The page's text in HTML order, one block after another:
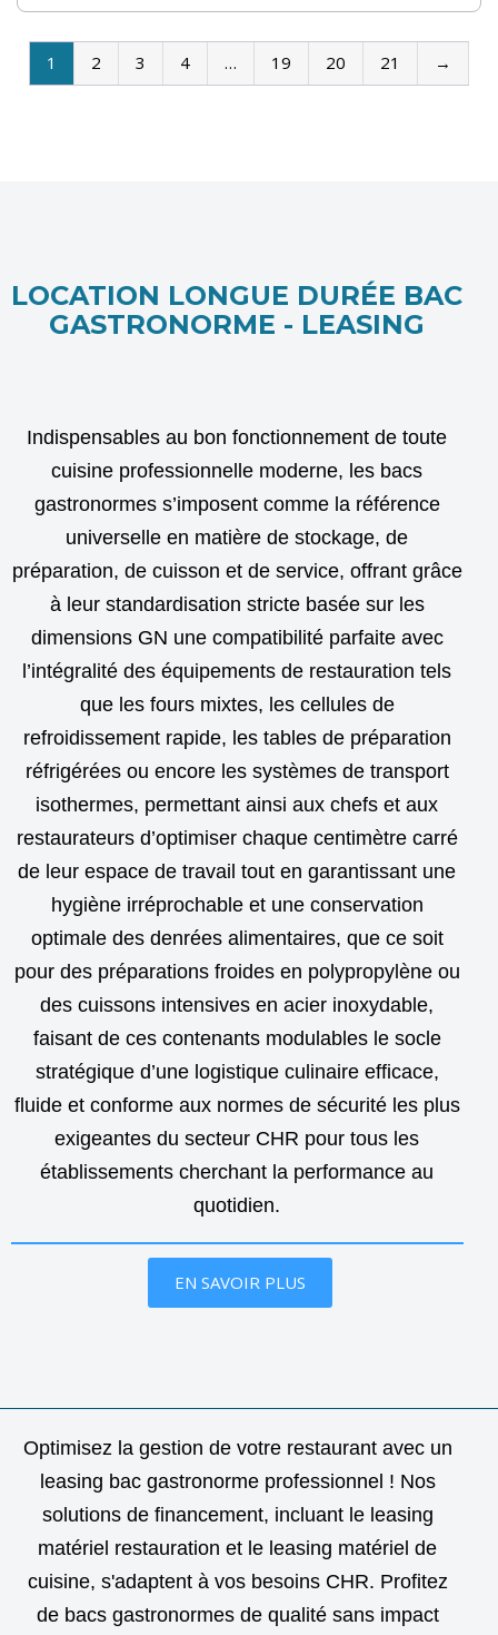
1 2 3 4 … 19 20 21 →
LOCATION LONGUE DURÉE BAC
GASTRONORME - LEASING
Indispensables au bon fonctionnement de toute
cuisine professionnelle moderne, les bacs
gastronormes s’imposent comme la référence
universelle en matière de stockage, de
préparation, de cuisson et de service, offrant grâce
à leur standardisation stricte basée sur les
dimensions GN une compatibilité parfaite avec
l’intégralité des équipements de restauration tels
que les fours mixtes, les cellules de
refroidissement rapide, les tables de préparation
réfrigérées ou encore les systèmes de transport
isothermes, permettant ainsi aux chefs et aux
restaurateurs d’optimiser chaque centimètre carré
de leur espace de travail tout en garantissant une
hygiène irréprochable et une conservation
optimale des denrées alimentaires, que ce soit
pour des préparations froides en polypropylène ou
des cuissons intensives en acier inoxydable,
faisant de ces contenants modulables le socle
stratégique d’une logistique culinaire efficace,
fluide et conforme aux normes de sécurité les plus
exigeantes du secteur CHR pour tous les
établissements cherchant la performance au
quotidien.
EN SAVOIR PLUS
Optimisez la gestion de votre restaurant avec un
leasing bac gastronorme professionnel ! Nos
solutions de financement, incluant le leasing
matériel restauration et le leasing matériel de
cuisine, s'adaptent à vos besoins CHR. Profitez
de bacs gastronormes de qualité sans impact